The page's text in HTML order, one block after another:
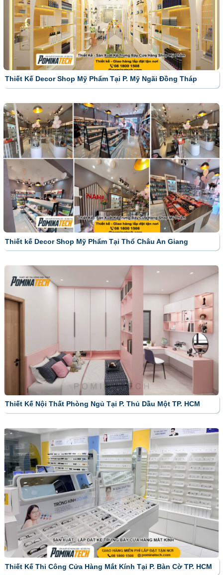
Thiết Kế Decor Shop Mỹ Phẩm Tại P. Mỹ Ngãi Đồng Tháp
Thiết kế Decor Shop Mỹ Phẩm Tại Thổ Châu An Giang
Thiết Kế Nội Thất Phòng Ngủ Tại P. Thủ Dầu Một TP. HCM
Thiết Kế Thi Công Cửa Hàng Mắt Kính Tại P. Bàn Cờ TP. HCM